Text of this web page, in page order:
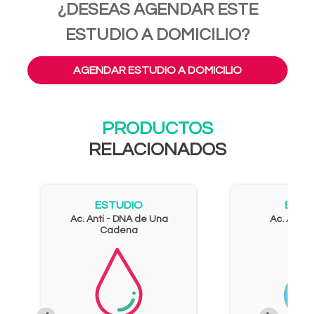
¿DESEAS AGENDAR ESTE
ESTUDIO A DOMICILIO?
AGENDAR ESTUDIO A DOMICILIO
PRODUCTOS
RELACIONADOS
ESTUDIO
Ac. Anti - DNA de Una
Cadena
Ac. Anti -